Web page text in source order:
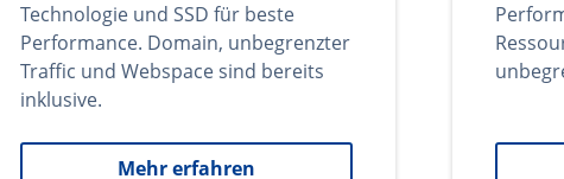
Technologie und SSD für beste
Performance. Domain, unbegrenzter
Traffic und Webspace sind bereits
inklusive.
Mehr erfahren